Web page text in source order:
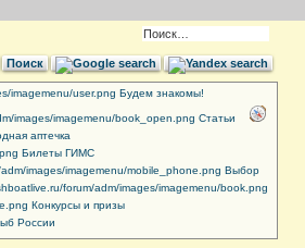
Поиск
Будем знакомы!
Cтатьи
аптечка
Билеты ГИМС
Выбор
Конкурсы и призы
России